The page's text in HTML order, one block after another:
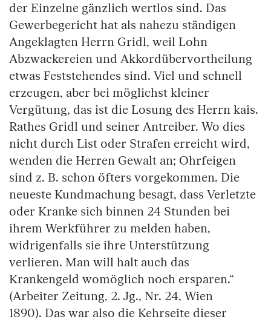
der Einzelne gänzlich wertlos sind. Das
Gewerbegericht hat als nahezu ständigen
Angeklagten Herrn Gridl, weil Lohn
Abzwackereien und Akkordübervortheilung
etwas Feststehendes sind. Viel und schnell
erzeugen, aber bei möglichst kleiner
Vergütung, das ist die Losung des Herrn kais.
Rathes Gridl und seiner Antreiber. Wo dies
nicht durch List oder Strafen erreicht wird,
wenden die Herren Gewalt an; Ohrfeigen
sind z. B. schon öfters vorgekommen. Die
neueste Kundmachung besagt, dass Verletzte
oder Kranke sich binnen 24 Stunden bei
ihrem Werkführer zu melden haben,
widrigenfalls sie ihre Unterstützung
verlieren. Man will halt auch das
Krankengeld womöglich noch ersparen.“
(Arbeiter Zeitung, 2. Jg., Nr. 24, Wien
1890). Das war also die Kehrseite dieser